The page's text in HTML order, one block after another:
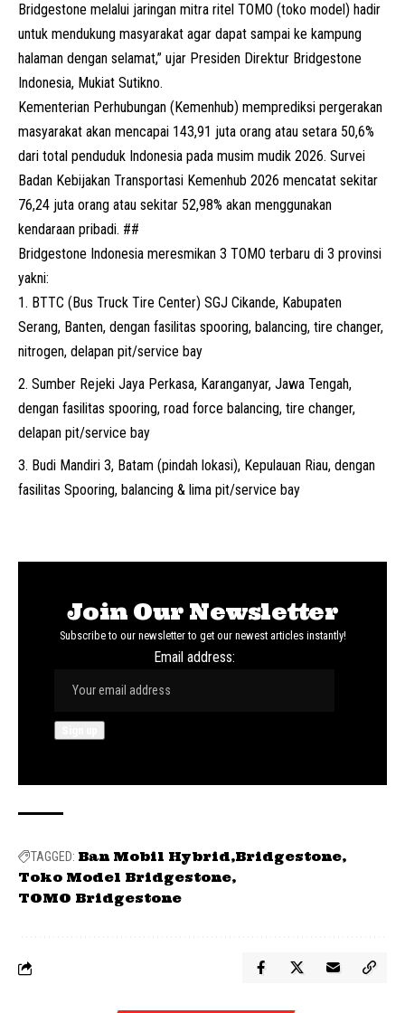
Bridgestone melalui jaringan mitra ritel TOMO (toko model) hadir
untuk mendukung masyarakat agar dapat sampai ke kampung
halaman dengan selamat,” ujar Presiden Direktur Bridgestone
Indonesia, Mukiat Sutikno.
Kementerian Perhubungan (Kemenhub) memprediksi pergerakan
masyarakat akan mencapai 143,91 juta orang atau setara 50,6%
dari total penduduk Indonesia pada musim mudik 2026. Survei
Badan Kebijakan Transportasi Kemenhub 2026 mencatat sekitar
76,24 juta orang atau sekitar 52,98% akan menggunakan
kendaraan pribadi. ##
Bridgestone Indonesia meresmikan 3 TOMO terbaru di 3 provinsi
yakni:
BTTC (Bus Truck Tire Center) SGJ Cikande, Kabupaten
Serang, Banten, dengan fasilitas spooring, balancing, tire changer,
nitrogen, delapan pit/service bay
Sumber Rejeki Jaya Perkasa, Karanganyar, Jawa Tengah,
dengan fasilitas spooring, road force balancing, tire changer,
delapan pit/service bay
Budi Mandiri 3, Batam (pindah lokasi), Kepulauan Riau, dengan
fasilitas Spooring, balancing & lima pit/service bay
Join Our Newsletter
Subscribe to our newsletter to get our newest articles instantly!
Email address:
TAGGED: Ban Mobil Hybrid Bridgestone
Toko Model Bridgestone
TOMO Bridgestone